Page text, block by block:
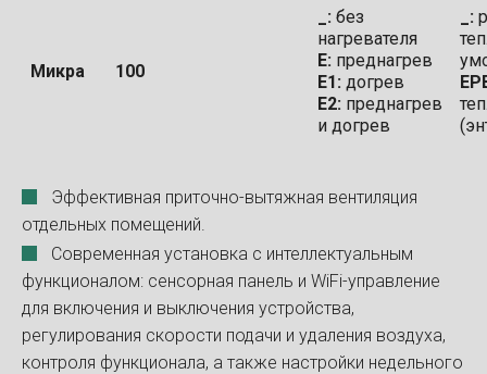
Микра 100
_: без
нагревателя
Е: преднагрев
Е1: догрев
Е2: преднагрев
и догрев
_:
Эффективная приточно-вытяжная вентиляция
отдельных помещений.
Современная установка с интеллектуальным
функционалом: сенсорная панель и WiFi-управление
для включения и выключения устройства,
регулирования скорости подачи и удаления воздуха,
контроля функционала, а также настройки недельного